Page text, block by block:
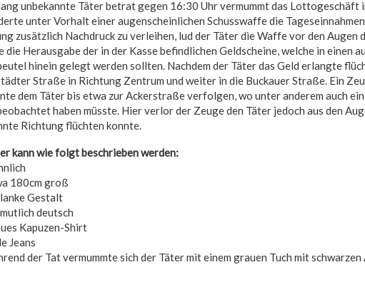
unbekannte Täter betrat gegen 16:30 Uhr vermummt das
unter Vorhalt einer augenscheinlichen Schusswaffe die
zusätzlich Nachdruck zu verleihen, lud der Täter die Waffe vor den
Herausgabe der in der Kasse befindlichen Geldscheine, welche in einen
hinein gelegt werden sollten. Nachdem der Täter das Geld erlangte
Straße in Richtung Zentrum und weiter in die Buckauer Straße. Ein
dem Täter bis etwa zur Ackerstraße verfolgen, wo unter anderem auch
haben müsste. Hier verlor der Zeuge den Täter jedoch aus den
Richtung flüchten konnte.
kann wie folgt beschrieben werden:
180cm groß
Gestalt
deutsch
Kapuzen-Shirt
Jeans
der Tat vermummte sich der Täter mit einem grauen Tuch mit